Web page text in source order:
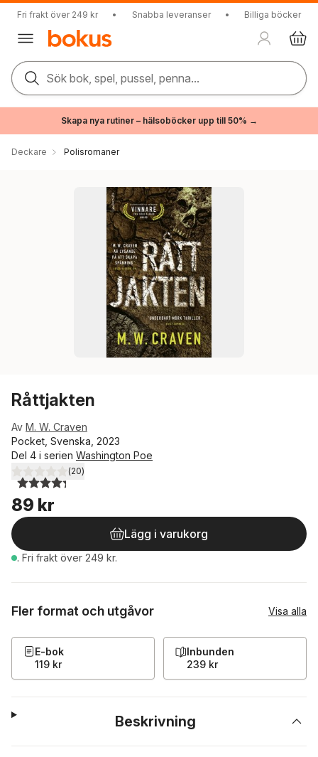
Fri frakt över 249 kr • Snabba leveranser • Billiga böcker
Sök bok, spel, pussel, penna...
Skapa nya rutiner – hälsoböcker upp till 50% →
Deckare Polisromaner
Råttjakten
Av M. W. Craven
Pocket, Svenska, 2023
Del 4 i serien Washington Poe
4,3utav 5 stjärnor. Totalt antal röster:
(20)
89 kr
Lägg i varukorg
. Fri frakt över 249 kr.
Fler format och utgåvor Visa alla
E-bok
119 kr
Inbunden
239 kr
Beskrivning